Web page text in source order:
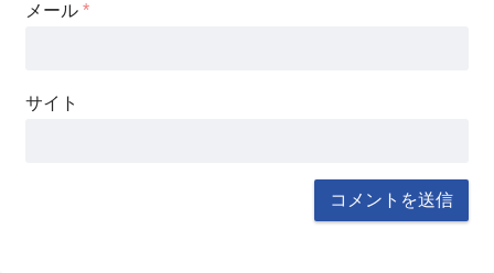
メール*
サイト